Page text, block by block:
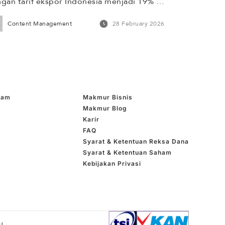
0% untuk 1.819 produk, sebagai timbal
Indonesia menghapus bea masuk atas
[…]
Content Management 28 February 2026
Makmur Bisnis
Makmur Blog
Karir
FAQ
Syarat & Ketentuan Reksa Dana
Syarat & Ketentuan Saham
Kebijakan Privasi